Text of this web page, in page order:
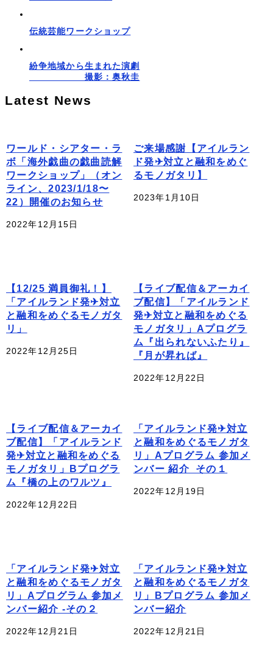
伝統芸能ワークショップ
紛争地域から生まれた演劇
撮影：奥秋圭
Latest News
ワールド・シアター・ラ
ボ「海外戯曲の戯曲読解
ワークショップ」（オン
ライン、2023/1/18〜
22）開催のお知らせ
2022年12月15日
ご来場感謝【アイルラン
ド発✈対立と融和をめぐ
るモノガタリ】
2023年1月10日
【12/25 満員御礼！】
「アイルランド発✈対立
と融和をめぐるモノガタ
リ」
2022年12月25日
【ライブ配信＆アーカイ
ブ配信】「アイルランド
発✈対立と融和をめぐる
モノガタリ」Aプログラ
ム『出られないふたり』
『月が昇れば』
2022年12月22日
【ライブ配信＆アーカイ
ブ配信】「アイルランド
発✈対立と融和をめぐる
モノガタリ」Bプログラ
ム『橋の上のワルツ』
2022年12月22日
「アイルランド発✈対立
と融和をめぐるモノガタ
リ」Aプログラム 参加メ
ンバー 紹介_その１
2022年12月19日
「アイルランド発✈対立
と融和をめぐるモノガタ
リ」Aプログラム 参加メ
ンバー紹介 -その２
2022年12月21日
「アイルランド発✈対立
と融和をめぐるモノガタ
リ」Bプログラム 参加メ
ンバー紹介
2022年12月21日